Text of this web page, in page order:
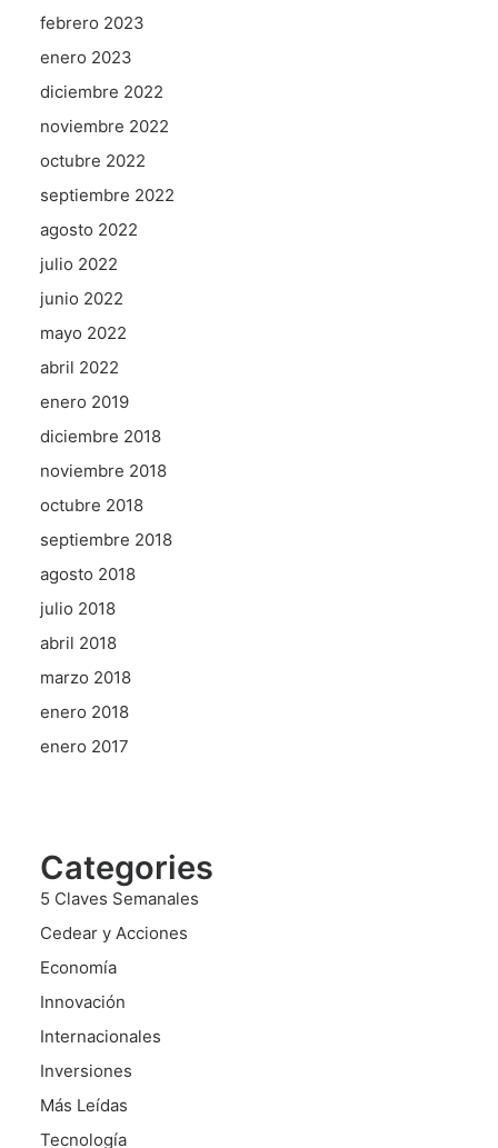
febrero 2023
enero 2023
diciembre 2022
noviembre 2022
octubre 2022
septiembre 2022
agosto 2022
julio 2022
junio 2022
mayo 2022
abril 2022
enero 2019
diciembre 2018
noviembre 2018
octubre 2018
septiembre 2018
agosto 2018
julio 2018
abril 2018
marzo 2018
enero 2018
enero 2017
Categories
5 Claves Semanales
Cedear y Acciones
Economía
Innovación
Internacionales
Inversiones
Más Leídas
Tecnología